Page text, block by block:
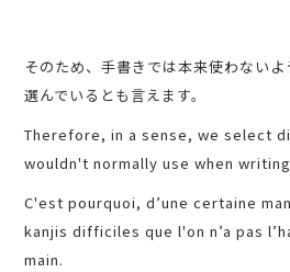
そのため、手書きでは本来使わない
選んでいるとも言えます。
Therefore, in a sense, we select
wouldn't normally use when
C'est pourquoi, d’une certaine
kanjis difficiles que l'on n’a pas
main.